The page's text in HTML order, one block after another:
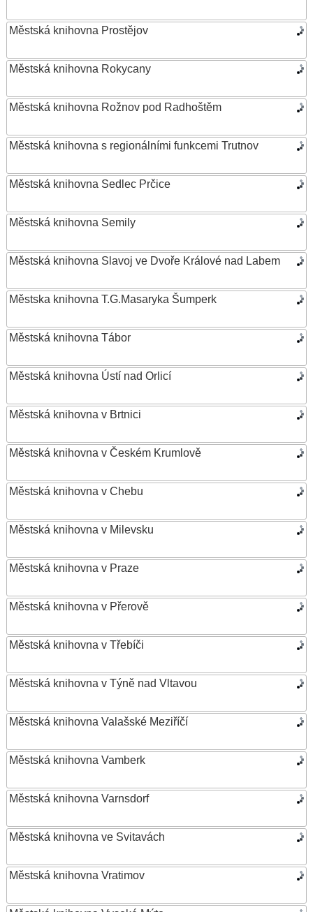
Městská knihovna Prostějov
Městská knihovna Rokycany
Městská knihovna Rožnov pod Radhoštěm
Městská knihovna s regionálními funkcemi Trutnov
Městská knihovna Sedlec Prčice
Městská knihovna Semily
Městská knihovna Slavoj ve Dvoře Králové nad Labem
Městska knihovna T.G.Masaryka Šumperk
Městská knihovna Tábor
Městská knihovna Ústí nad Orlicí
Městská knihovna v Brtnici
Městská knihovna v Českém Krumlově
Městská knihovna v Chebu
Městská knihovna v Milevsku
Městská knihovna v Praze
Městská knihovna v Přerově
Městská knihovna v Třebíči
Městská knihovna v Týně nad Vltavou
Městská knihovna Valašské Meziříčí
Městská knihovna Vamberk
Městská knihovna Varnsdorf
Městská knihovna ve Svitavách
Městská knihovna Vratimov